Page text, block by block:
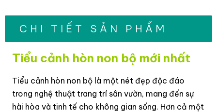
CHI TIẾT SẢN PHẨM
Tiểu cảnh hòn non bộ mới nhất
Tiểu cảnh hòn non bộ là một nét đẹp độc đáo
trong nghệ thuật trang trí sân vườn, mang đến sự
hài hòa và tinh tế cho không gian sống. Hơn cả một